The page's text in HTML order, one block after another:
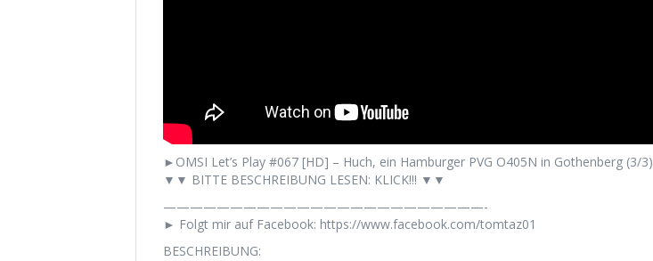
►OMSI Let’s Play #067 [HD] – Huch, ein Hamburger PVG O405N in Gothenberg (3/3)
▼▼ BITTE BESCHREIBUNG LESEN: KLICK!!! ▼▼
————————————————————————-
► Folgt mir auf Facebook: https://www.facebook.com/tomtaz01
BESCHREIBUNG: